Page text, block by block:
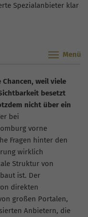
Spezialanbieter klar
weil viele
besetzt
nicht über ein
bei
vorne
Fragen hinter den
wirklich
Struktur von
ist. Der
direkten
großen Portalen,
Anbietern, die